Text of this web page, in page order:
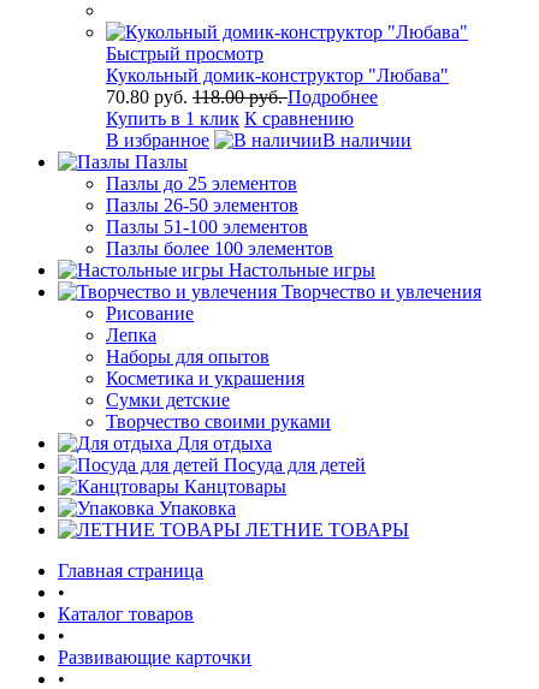
Быстрый просмотр
Кукольный домик-конструктор "Любава"
70.80 руб. 118.00 руб.Подробнее
Купить в 1 клик К сравнению
В избранное
В наличии
Пазлы
Пазлы до 25 элементов
Пазлы 26-50 элементов
Пазлы 51-100 элементов
Пазлы более 100 элементов
Настольные игры
Творчество и увлечения
Рисование
Лепка
Наборы для опытов
Косметика и украшения
Сумки детские
Творчество своими руками
Для отдыха
Посуда для детей
Канцтовары
Упаковка
ЛЕТНИЕ ТОВАРЫ
Главная страница
•
Каталог товаров
•
Развивающие карточки
•